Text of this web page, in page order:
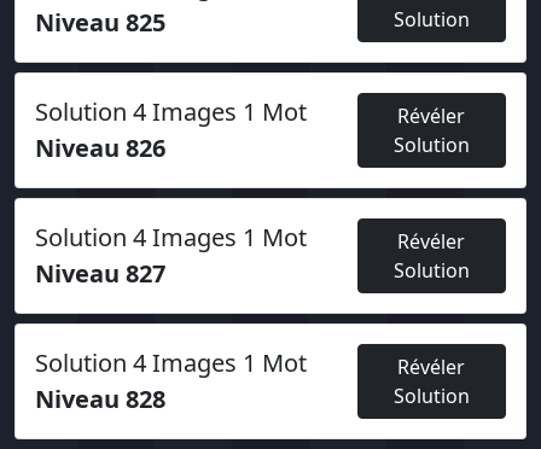
Niveau 825
Solution
Solution 4 Images 1 Mot
Niveau 826
Révéler
Solution
Solution 4 Images 1 Mot
Niveau 827
Révéler
Solution
Solution 4 Images 1 Mot
Niveau 828
Révéler
Solution